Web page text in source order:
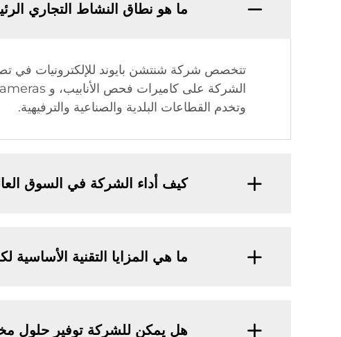
ما هو نطاق النشاط التجاري
وتخدم القطاعات البلدية والصناعية والترفيهية.
كيف أداء الشركة في السوق
ما هي المزايا التقنية
هل يمكن للشركة توفير حلول